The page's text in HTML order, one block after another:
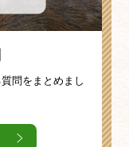
問をまとめまし